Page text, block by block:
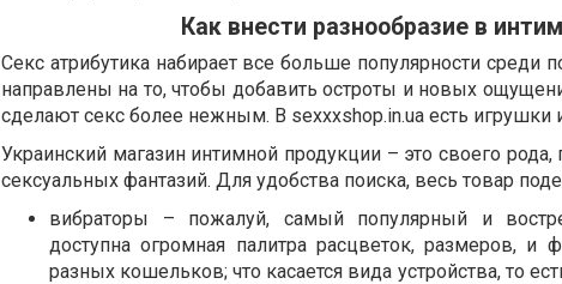
Как внести разнообразие в
Секс атрибутика набирает все больше популярности среди
направлены на то, чтобы добавить остроты и новых
сделают секс более нежным. В sexxxshop.in.ua есть игрушки
Украинский магазин интимной продукции – это своего
сексуальных фантазий. Для удобства поиска, весь товар
вибраторы – пожалуй, самый популярный и
доступна огромная палитра расцветок, размеров, и
разных кошельков; что касается вида устройства, то